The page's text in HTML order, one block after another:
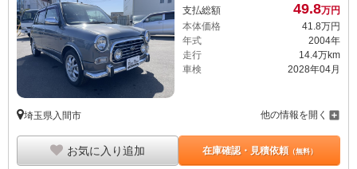
支払総額 49.8万円
本体価格
41.8万円
年式
2004年
走行
14.4万km
車検
2028年04月
埼玉県入間市 他の情報を開く
お気に入り追加 在庫確認・見積依頼（無料）